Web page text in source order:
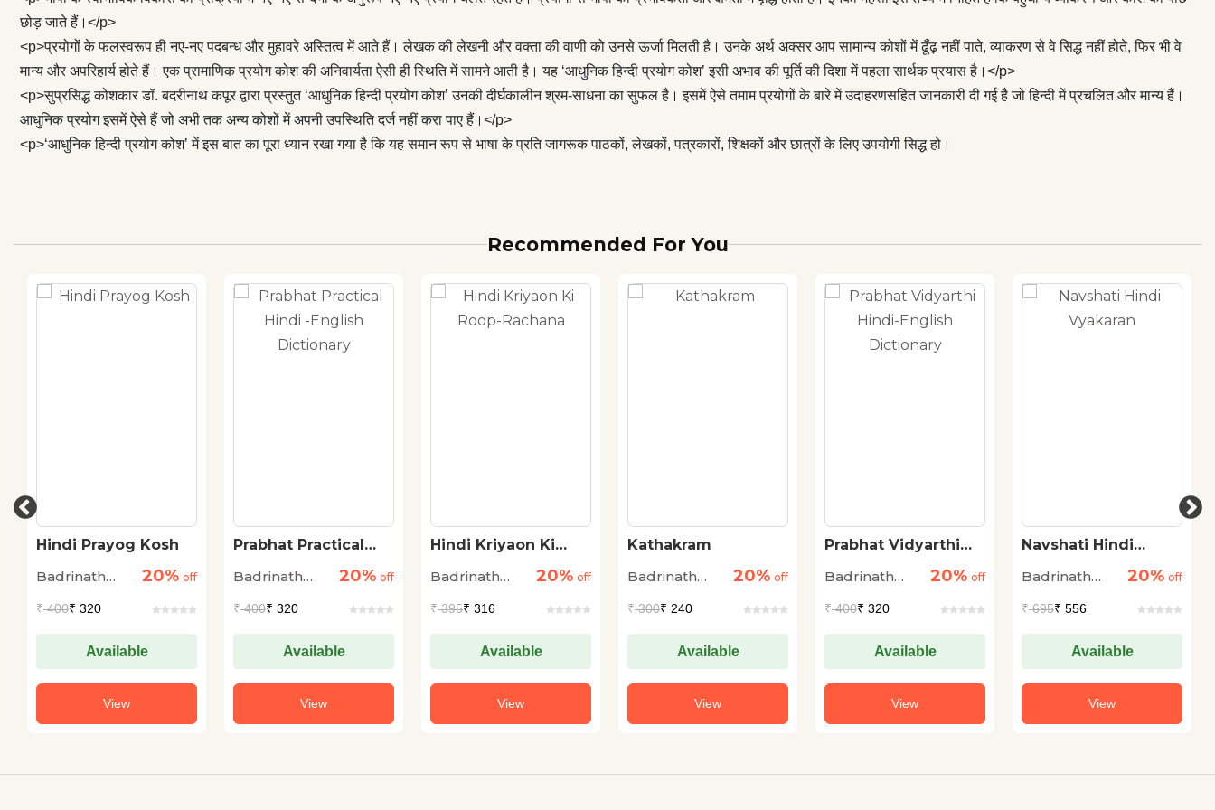
रूप से भाषा के प्रति जागरूक पाठकों, लेखकों, पत्रकारों, शिक्षकों और छात्रों के लिए उपयोगी
सिद्ध हो।
छोड़ जाते हैं।</p>
<p>प्रयोगों के फलस्वरूप ही नए-नए पदबन्ध और मुहावरे अस्तित्व में आते हैं। लेखक की लेखनी और वक्ता की वाणी को उनसे ऊर्जा मिलती है। उनके अर्थ अक्सर आप सामान्य कोशों में ढूँढ़ नहीं पाते, व्याकरण से वे सिद्ध नहीं होते, फिर भी वे
मान्य और अपरिहार्य होते हैं। एक प्रामाणिक प्रयोग कोश की अनिवार्यता ऐसी ही स्थिति में सामने आती है। यह ‘आधुनिक हिन्दी प्रयोग कोश’ इसी अभाव की पूर्ति की दिशा में पहला सार्थक प्रयास है।</p>
<p>सुप्रसिद्ध कोशकार डॉ. बदरीनाथ कपूर द्वारा प्रस्तुत ‘आधुनिक हिन्दी प्रयोग कोश’ उनकी दीर्घकालीन श्रम-साधना का सुफल है। इसमें ऐसे तमाम प्रयोगों के बारे में उदाहरणसहित जानकारी दी गई है जो हिन्दी में प्रचलित और मान्य हैं।
आधुनिक प्रयोग इसमें ऐसे हैं जो अभी तक अन्य कोशों में अपनी उपस्थिति दर्ज नहीं करा पाए हैं।</p>
<p>‘आधुनिक हिन्दी प्रयोग कोश’ में इस बात का पूरा ध्यान रखा गया है कि यह समान रूप से भाषा के प्रति जागरूक पाठकों, लेखकों, पत्रकारों, शिक्षकों और छात्रों के लिए उपयोगी सिद्ध हो।
Recommended For You
Hindi Prayog Kosh
Badrinath
20% off
₹400₹ 320
Available
View
Prabhat Practical
Dictionary
Badrinath
20% off
₹400₹ 320
Available
View
Hindi Kriyaon Ki
Badrinath
20% off
₹395₹ 316
Available
View
Kathakram
Badrinath
20% off
₹300₹ 240
Available
View
Prabhat Vidyarthi
Dictionary
Badrinath
20% off
₹400₹ 320
Available
View
Navshati Hindi
Badrinath
20% off
₹695₹ 556
Available
View